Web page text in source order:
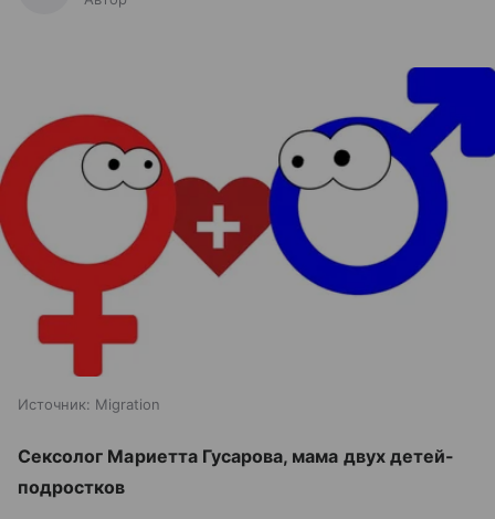
Источник: Migration
Сексолог Мариетта Гусарова, мама двух детей-
подростков